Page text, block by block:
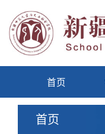
首页
首页